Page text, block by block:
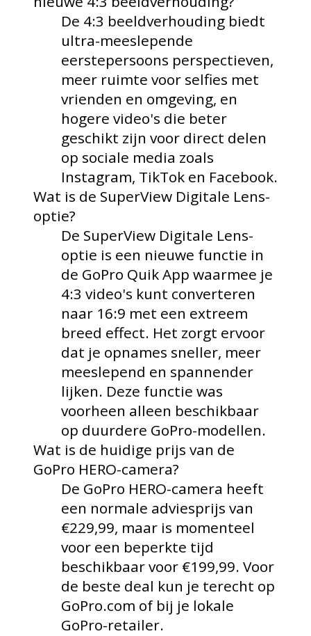
De 4:3 beeldverhouding biedt
ultra-meeslepende
eerstepersoons perspectieven,
meer ruimte voor selfies met
vrienden en omgeving, en
hogere video's die beter
geschikt zijn voor direct delen
op sociale media zoals
Instagram, TikTok en Facebook.
Wat is de SuperView Digitale Lens-
optie?
De SuperView Digitale Lens-
optie is een nieuwe functie in
de GoPro Quik App waarmee je
4:3 video's kunt converteren
naar 16:9 met een extreem
breed effect. Het zorgt ervoor
dat je opnames sneller, meer
meeslepend en spannender
lijken. Deze functie was
voorheen alleen beschikbaar
op duurdere GoPro-modellen.
Wat is de huidige prijs van de
GoPro HERO-camera?
De GoPro HERO-camera heeft
een normale adviesprijs van
€229,99, maar is momenteel
voor een beperkte tijd
beschikbaar voor €199,99. Voor
de beste deal kun je terecht op
GoPro.com of bij je lokale
GoPro-retailer.